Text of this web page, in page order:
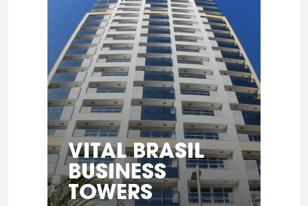
VITAL BRASIL
BUSINESS
TOWERS